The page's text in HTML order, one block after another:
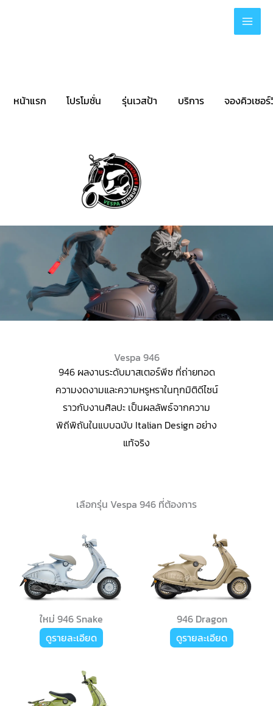
หน้าแรก โปรโมชั่น รุ่นเวสป้า บริการ จองคิวเซอ
Vespa 946
946 ผลงานระดับมาสเตอร์พีซ ที่ถ่ายทอด
ความงดงามและความหรูหราในทุกมิติดีไซน์
ราวกับงานศิลปะ เป็นผลลัพธ์จากความ
พิถีพิถันในแบบฉบับ Italian Design อย่าง
แท้จริง
เลือกรุ่น Vespa 946 ที่ต้องการ
ใหม่ 946 Snake
ดูรายละเอียด
946 Dragon
ดูรายละเอียด